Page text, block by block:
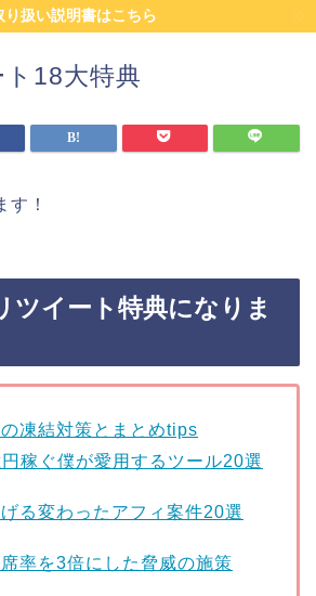
り扱い説明書はこちら
18大特典
す！
ツイート特典になりま
凍結対策とまとめtips
稼ぐ僕が愛用するツール20選
る変わったアフィ案件20選
率を3倍にした脅威の施策